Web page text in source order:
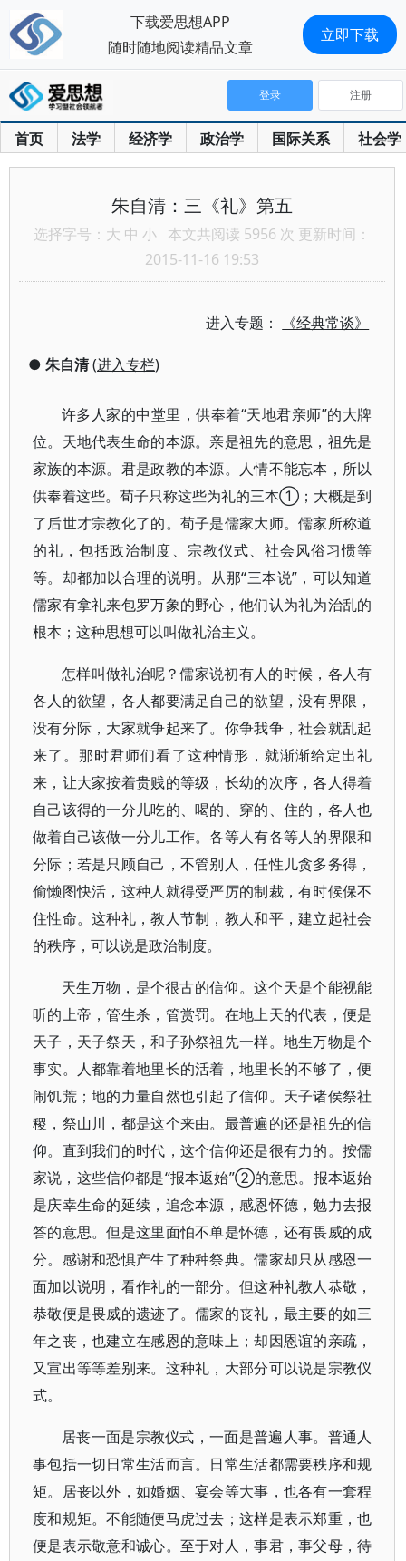
首页 法学 经济学 政治学 国际关系 社会学
登录 注册
朱自清：三《礼》第五
选择字号： 大 中 小 本文共阅读 5956 次 更新时间：
2015-11-16 19:53
进入专题： 《经典常谈》
● 朱自清(进入专栏)
许多人家的中堂里，供奉着“天地君亲师”的大牌
位。天地代表生命的本源。亲是祖先的意思，祖先是
家族的本源。君是政教的本源。人情不能忘本，所以
供奉着这些。荀子只称这些为礼的三本①；大概是到
了后世才宗教化了的。荀子是儒家大师。儒家所称道
的礼，包括政治制度、宗教仪式、社会风俗习惯等
等。却都加以合理的说明。从那“三本说”，可以知道
儒家有拿礼来包罗万象的野心，他们认为礼为治乱的
根本；这种思想可以叫做礼治主义。
怎样叫做礼治呢？儒家说初有人的时候，各人有
各人的欲望，各人都要满足自己的欲望，没有界限，
没有分际，大家就争起来了。你争我争，社会就乱起
来了。那时君师们看了这种情形，就渐渐给定出礼
来，让大家按着贵贱的等级，长幼的次序，各人得着
自己该得的一分儿吃的、喝的、穿的、住的，各人也
做着自己该做一分儿工作。各等人有各等人的界限和
分际；若是只顾自己，不管别人，任性儿贪多务得，
偷懒图快活，这种人就得受严厉的制裁，有时候保不
住性命。这种礼，教人节制，教人和平，建立起社会
的秩序，可以说是政治制度。
天生万物，是个很古的信仰。这个天是个能视能
听的上帝，管生杀，管赏罚。在地上天的代表，便是
天子，天子祭天，和子孙祭祖先一样。地生万物是个
事实。人都靠着地里长的活着，地里长的不够了，便
闹饥荒；地的力量自然也引起了信仰。天子诸侯祭社
稷，祭山川，都是这个来由。最普遍的还是祖先的信
仰。直到我们的时代，这个信仰还是很有力的。按儒
家说，这些信仰都是“报本返始”②的意思。报本返始
是庆幸生命的延续，追念本源，感恩怀德，勉力去报
答的意思。但是这里面怕不单是怀德，还有畏威的成
分。感谢和恐惧产生了种种祭典。儒家却只从感恩一
面加以说明，看作礼的一部分。但这种礼教人恭敬，
恭敬便是畏威的遗迹了。儒家的丧礼，最主要的如三
年之丧，也建立在感恩的意味上；却因恩谊的亲疏，
又宣出等等差别来。这种礼，大部分可以说是宗教仪
式。
居丧一面是宗教仪式，一面是普遍人事。普通人
事包括一切日常生活而言。日常生活都需要秩序和规
矩。居丧以外，如婚姻、宴会等大事，也各有一套程
度和规矩。不能随便马虎过去；这样是表示郑重，也
便是表示敬意和诚心。至于对人，事君，事父母，待
下载爱思想APP
随时随地阅读精品文章
立即下载